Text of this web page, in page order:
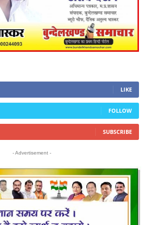
LIKE
FOLLOW
SUBSCRIBE
- Advertisement -